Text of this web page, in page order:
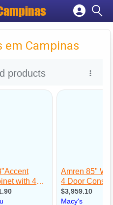
empresa
conta
em Campinas